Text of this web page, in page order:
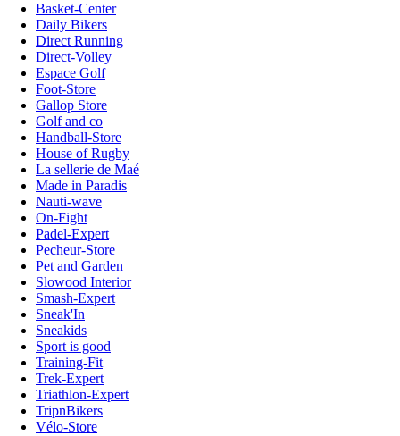
Basket-Center
Daily Bikers
Direct Running
Direct-Volley
Espace Golf
Foot-Store
Gallop Store
Golf and co
Handball-Store
House of Rugby
La sellerie de Maé
Made in Paradis
Nauti-wave
On-Fight
Padel-Expert
Pecheur-Store
Pet and Garden
Slowood Interior
Smash-Expert
Sneak'In
Sneakids
Sport is good
Training-Fit
Trek-Expert
Triathlon-Expert
TripnBikers
Vélo-Store